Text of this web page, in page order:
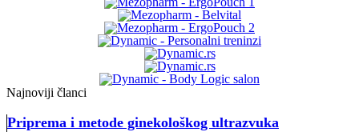
Najnoviji članci
Priprema i metode ginekološkog ultrazvuka